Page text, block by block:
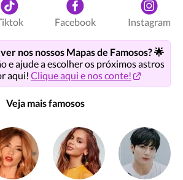
Facebook Instagram
nos nossos Mapas de Famosos? 🌟
e ajude a escolher os próximos astros
aqui! Clique aqui e nos conte!
Veja mais famosos